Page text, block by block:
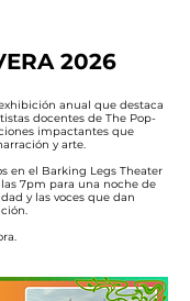
2026
anual que destaca
docentes de The Pop-
impactantes que
y arte.
en el Barking Legs Theater
7pm para una noche de
y las voces que dan